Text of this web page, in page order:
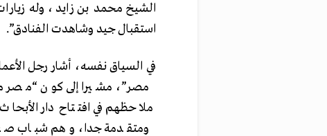
الشيخ محمد بن زايد، وله
استقبال جيد وشاهدت الفنادق”.
في السياق نفسه، أشار رجل
مصر”، مشيرا إلى كون “مصر
ملاحظهم في افتتاح دار
ومتقدمة جدا، وهم شباب